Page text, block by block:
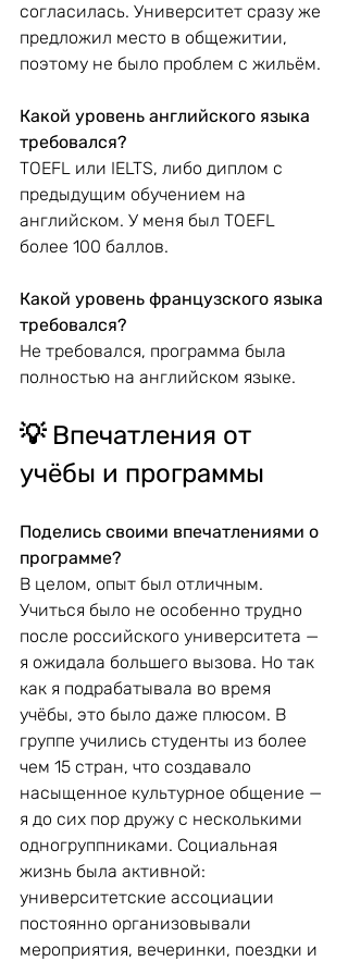
согласилась. Университет сразу же
предложил место в общежитии,
поэтому не было проблем с жильём.
Какой уровень английского языка
требовался?
TOEFL или IELTS, либо диплом с
предыдущим обучением на
английском. У меня был TOEFL
более 100 баллов.
Какой уровень французского языка
требовался?
Не требовался, программа была
полностью на английском языке.
💡 Впечатления от
учёбы и программы
Поделись своими впечатлениями о
программе?
В целом, опыт был отличным.
Учиться было не особенно трудно
после российского университета —
я ожидала большего вызова. Но так
как я подрабатывала во время
учёбы, это было даже плюсом. В
группе учились студенты из более
чем 15 стран, что создавало
насыщенное культурное общение —
я до сих пор дружу с несколькими
одногруппниками. Социальная
жизнь была активной:
университетские ассоциации
постоянно организовывали
мероприятия, вечеринки, поездки и